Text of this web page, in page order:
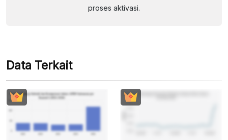
proses aktivasi.
Data Terkait